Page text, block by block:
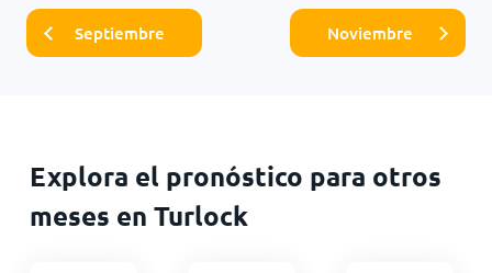
Septiembre Noviembre
Explora el pronóstico para otros
meses en Turlock